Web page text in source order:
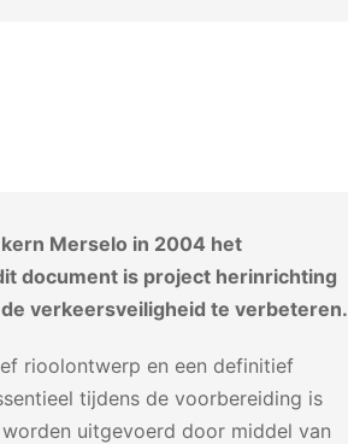
Merselo in 2004 het
document is project herinrichting
verkeersveiligheid te verbeteren.
rioolontwerp en een definitief
tijdens de voorbereiding is
uitgevoerd door middel van